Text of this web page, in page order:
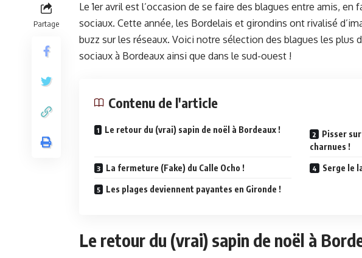
Partage
Le 1er avril est l’occasion de se faire des blagues entre amis, en
sociaux. Cette année, les Bordelais et girondins ont rivalisé
buzz sur les réseaux. Voici notre sélection des blagues les plus
sociaux à Bordeaux ainsi que dans le sud-ouest !
Contenu de l'article
Le retour du (vrai) sapin de noël à Bordeaux !
Pisser
charnues !
La fermeture (Fake) du Calle Ocho ! Serge le
Les plages deviennent payantes en Gironde !
Le retour du (vrai) sapin de noël à